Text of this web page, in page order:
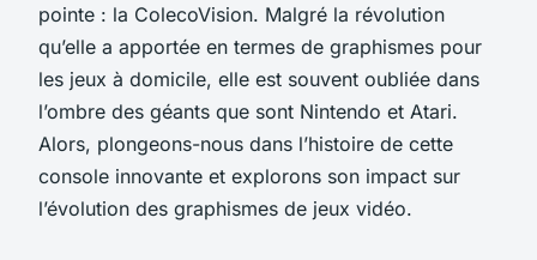
pointe : la ColecoVision. Malgré la révolution
qu’elle a apportée en termes de graphismes pour
les jeux à domicile, elle est souvent oubliée dans
l’ombre des géants que sont Nintendo et Atari.
Alors, plongeons-nous dans l’histoire de cette
console innovante et explorons son impact sur
l’évolution des graphismes de jeux vidéo.